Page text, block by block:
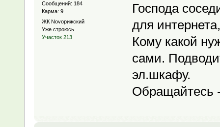
Сообщений: 184
Карма: 9
ЖК Novoрижский
Уже строюсь
Участок 213
Господа
для
Кому какой
сами.
эл.шкафу.
Обращайтесь